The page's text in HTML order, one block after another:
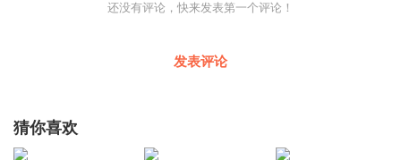
还没有评论，快来发表第一个评论！
发表评论
猜你喜欢